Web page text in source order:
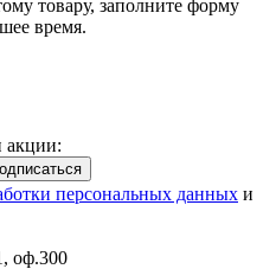
товару, заполните форму
время.
акции:
персональных данных и
оф.300